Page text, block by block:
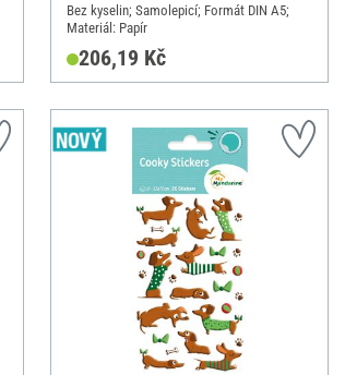
Bez kyselin; Samolepicí; Formát DIN A5;
Materiál: Papír
206,19 Kč